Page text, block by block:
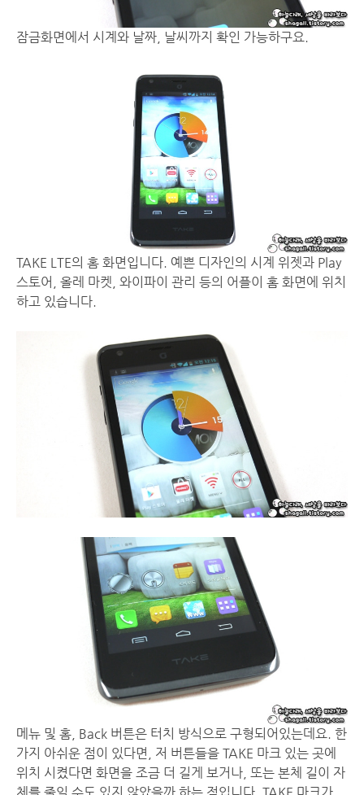
잠금화면에서 시계와 날짜, 날씨까지 확인 가능하구요.
TAKE LTE의 홈 화면입니다. 예쁜 디자인의 시계 위젯과 Play
스토어, 올레 마켓, 와이파이 관리 등의 어플이 홈 화면에 위치
하고 있습니다.
메뉴 및 홈, Back 버튼은 터치 방식으로 구형되어있는데요. 한
가지 아쉬운 점이 있다면, 저 버튼들을 TAKE 마크 있는 곳에
위치 시켰다면 화면을 조금 더 길게 보거나, 또는 본체 길이 자